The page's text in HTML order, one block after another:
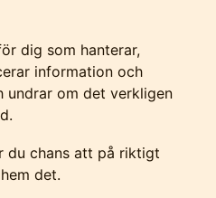
dig som hanterar,
information och
undrar om det verkligen
du chans att på riktigt
det.